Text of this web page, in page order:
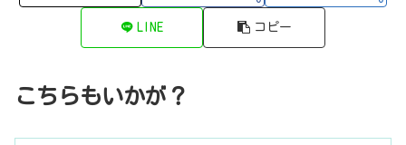
LINE コピー
こちらもいかが？